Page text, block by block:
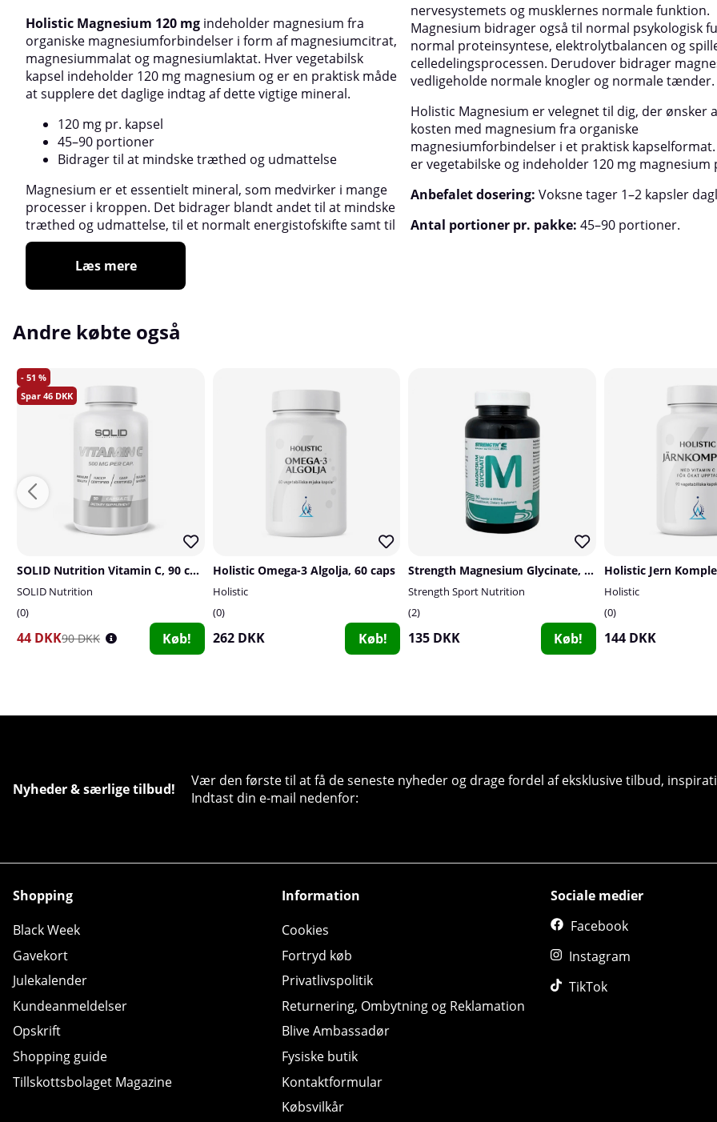
Holistic Magnesium 120 mg indeholder magnesium fra
organiske magnesiumforbindelser i form af magnesiumcitrat,
magnesiummalat og magnesiumlaktat. Hver vegetabilsk
kapsel indeholder 120 mg magnesium og er en praktisk måde
at supplere det daglige indtag af dette vigtige mineral.
120 mg pr. kapsel
45–90 portioner
Bidrager til at mindske træthed og udmattelse
Magnesium er et essentielt mineral, som medvirker i mange
processer i kroppen. Det bidrager blandt andet til at mindske
træthed og udmattelse, til et normalt energistofskifte samt til
nervesystemets og musklernes normale funktion.
Magnesium bidrager også til normal psykologisk
normal proteinsyntese, elektrolytbalancen og
celledelingsprocessen. Derudover bidrager
vedligeholde normale knogler og normale tænder.
Holistic Magnesium er velegnet til dig, der ønsker
kosten med magnesium fra organiske
magnesiumforbindelser i et praktisk
er vegetabilske og indeholder 120 mg magnesium
Anbefalet dosering: Voksne tager 1–2 kapsler
Antal portioner pr. pakke: 45–90 portioner.
Læs mere
Andre købte også
51
46
SOLID Nutrition Vitamin C, 90 caps
SOLID Nutrition
0
44 DKK90 DKK Køb!
Holistic Omega-3 Algolja, 60 caps
Holistic
0
262 DKK Køb!
Strength Magnesium Glycinate, 90 caps
Strength Sport Nutrition
2
135 DKK Køb!
Holistic Jern
Holistic
0
144 DKK
Nyheder & særlige tilbud!
Vær den første til at få de seneste nyheder og drage fordel af eksklusive tilbud,
Indtast din e-mail nedenfor:
Shopping
Black Week
Gavekort
Julekalender
Kundeanmeldelser
Opskrift
Shopping guide
Tillskottsbolaget Magazine
Information
Cookies
Fortryd køb
Privatlivspolitik
Returnering, Ombytning og Reklamation
Blive Ambassadør
Fysiske butik
Kontaktformular
Købsvilkår
Sociale medier
Facebook
Instagram
TikTok